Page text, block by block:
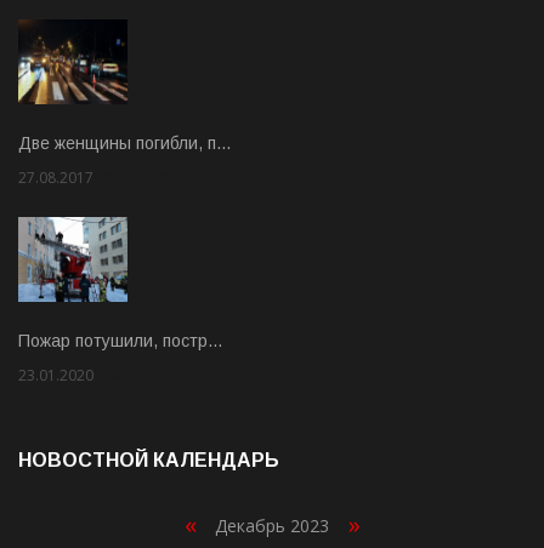
Две женщины погибли, п…
27.08.2017
Пожар потушили, постр…
23.01.2020
НОВОСТНОЙ КАЛЕНДАРЬ
« Декабрь 2023 »